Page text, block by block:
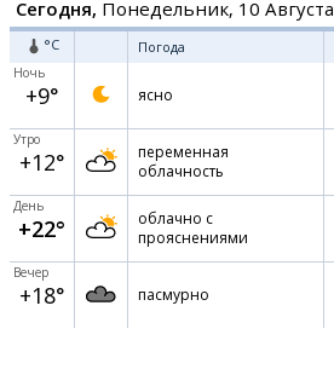
Сегодня, Понедельник, 10 Августа
°C Погода
Ночь
+9° ясно
Утро
+12°
переменная
облачность
День
+22°
облачно с
прояснениями
Вечер
+18° пасмурно